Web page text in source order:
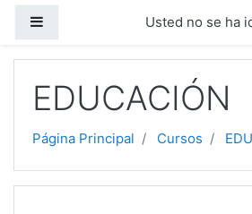
Usted no se ha
EDUCACIÓN
Página Principal Cursos